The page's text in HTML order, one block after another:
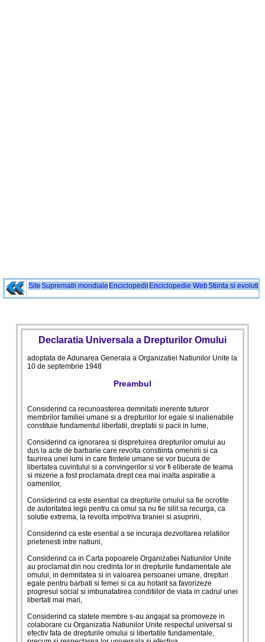
SiteSuprematii mondiale Enciclopedii Enciclopedie WebStiinta si evolutie
Declaratia Universala a Drepturilor Omului
adoptata de Adunarea Generala a Organizatiei Natiunilor Unite la
10 de septembrie 1948
Preambul
Considerind ca recunoasterea demnitatii inerente tuturor
membrilor familiei umane si a drepturilor lor egale si inalienabile
constituie fundamentul libertatii, dreptatii si pacii in lume,
Considerind ca ignorarea si dispretuirea drepturilor omului au
dus la acte de barbarie care revolta constiinta omenirii si ca
faurirea unei lumi in care fiintele umane se vor bucura de
libertatea cuvintului si a convingerilor si vor fi eliberate de teama
si mizerie a fost proclamata drept cea mai inalta aspiratie a
oamenilor,
Considerind ca este esential ca drepturile omului sa fie ocrotite
de autoritatea legii pentru ca omul sa nu fie silit sa recurga, ca
solutie extrema, la revolta impotriva tiraniei si asupririi,
Considerind ca este esential a se incuraja dezvoltarea relatiilor
prietenesti intre natiuni,
Considerind ca in Carta popoarele Organizatiei Natiunilor Unite
au proclamat din nou credinta lor in drepturile fundamentale ale
omului, in demnitatea si in valoarea persoanei umane, drepturi
egale pentru barbati si femei si ca au hotarit sa favorizeze
progresul social si imbunatatirea conditiilor de viata in cadrul unei
libertati mai mari,
Considerind ca statele membre s-au angajat sa promoveze in
colaborare cu Organizatia Natiunilor Unite respectul universal si
efectiv fata de drepturile omului si libertatile fundamentale,